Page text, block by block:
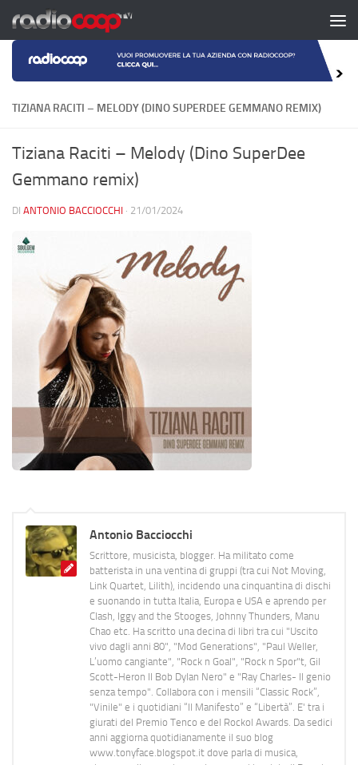
Salta al contenuto
TIZIANA RACITI – MELODY (DINO SUPERDEE GEMMANO REMIX)
Tiziana Raciti – Melody (Dino SuperDee
Gemmano remix)
DI ANTONIO BACCIOCCHI · 21/01/2024
Antonio Bacciocchi
Scrittore, musicista, blogger. Ha militato come
batterista in una ventina di gruppi (tra cui Not Moving,
Link Quartet, Lilith), incidendo una cinquantina di dischi
e suonando in tutta Italia, Europa e USA e aprendo per
Clash, Iggy and the Stooges, Johnny Thunders, Manu
Chao etc. Ha scritto una decina di libri tra cui "Uscito
vivo dagli anni 80", "Mod Generations", "Paul Weller,
L’uomo cangiante", "Rock n Goal", "Rock n Spor"t, Gil
Scott-Heron Il Bob Dylan Nero" e "Ray Charles- Il genio
senza tempo". Collabora con i mensili “Classic Rock”,
"Vinile" e i quotidiani “Il Manifesto” e “Libertà”. E' tra i
giurati del Premio Tenco e del Rockol Awards. Da sedici
anni aggiorna quotidianamente il suo blog
www.tonyface.blogspot.it dove parla di musica,